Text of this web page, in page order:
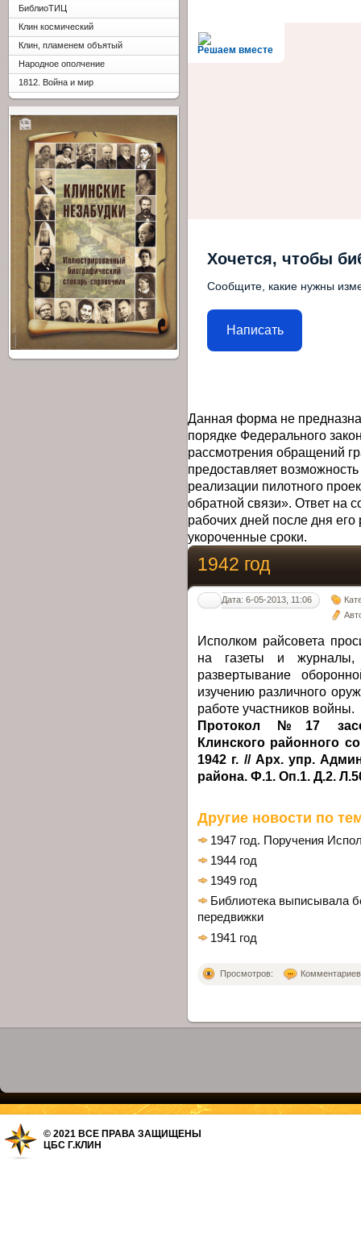
Решаем вместе
Хочется, чтобы
Сообщите, какие нужны
Написать
Данная форма не
порядке Федерального
рассмотрения обращений
предоставляет
реализации пилотного
обратной связи». Ответ на
рабочих дней после дня
укороченные сроки.
1942 год
Дата: 6-05-2013, 11:06
Исполком райсовета
на газеты и журналы,
развертывание
изучению различного
работе участников войны.
Протокол №17
Клинского районного
1942 г. // Арх. упр.
района. Ф.1. Оп.1. Д.2.
Другие новости по
1947 год. Поручения
1944 год
1949 год
Библиотека выписывала
передвижки
1941 год
Просмотров:
БиблиоТИЦ
Клин космический
Клин, пламенем объятый
Народное ополчение
1812. Война и мир
© 2021 ВСЕ ПРАВА ЗАЩИЩЕНЫ
ЦБС Г.КЛИН